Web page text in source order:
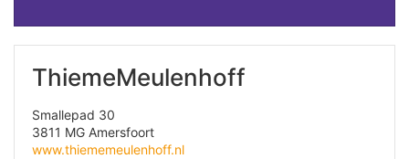
ThiemeMeulenhoff
Smallepad 30
3811 MG Amersfoort
www.thiememeulenhoff.nl